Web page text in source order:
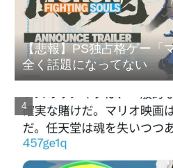
【悲報】PS独占格ゲー「
全く話題になってない